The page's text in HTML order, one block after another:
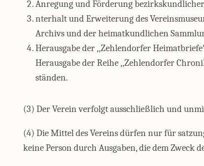
Anregung und Förderung
nterhalt und Erweiterung des
Archivs und der heimatkundlichen
Herausgabe der ,,Zehlendorfer
Herausgabe der Reihe ,,Zehlendorfer
ständen.
(3) Der Verein verfolgt ausschließlich und
(4) Die Mittel des Vereins dürfen nur für
keine Person durch Ausgaben, die dem Zweck